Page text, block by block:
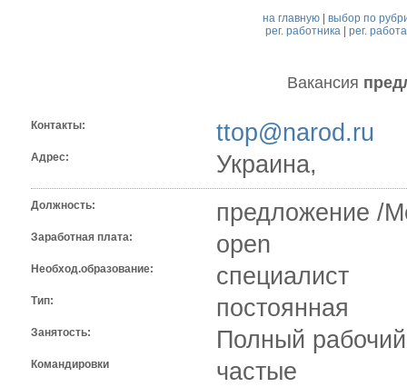
на главную |выбор по
рег. работника| рег.
Вакансия
Контакты: ttop@narod.ru
Адрес: Украина,
Должность: предложение /
Заработная плата: open
Необход.образование: специалист
Тип: постоянная
Занятость: Полный
Командировки
частые